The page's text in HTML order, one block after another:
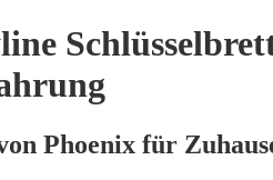
Phoenix für